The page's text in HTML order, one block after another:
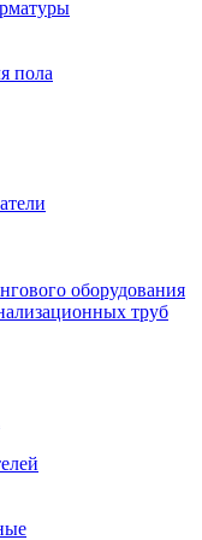
пола
оборудования
труб